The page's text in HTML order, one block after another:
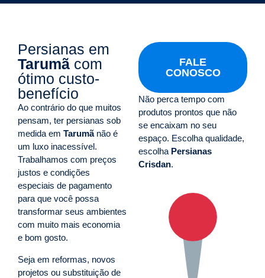
Persianas em
Tarumã com
ótimo custo-
benefício
Ao contrário do que muitos
pensam, ter persianas sob
medida em Tarumã não é
um luxo inacessível.
Trabalhamos com preços
justos e condições
especiais de pagamento
para que você possa
transformar seus ambientes
com muito mais economia
e bom gosto.
Seja em reformas, novos
projetos ou substituição de
FALE
CONOSCO
Não perca tempo com
produtos prontos que não
se encaixam no seu
espaço. Escolha qualidade,
escolha Persianas
Crisdan.